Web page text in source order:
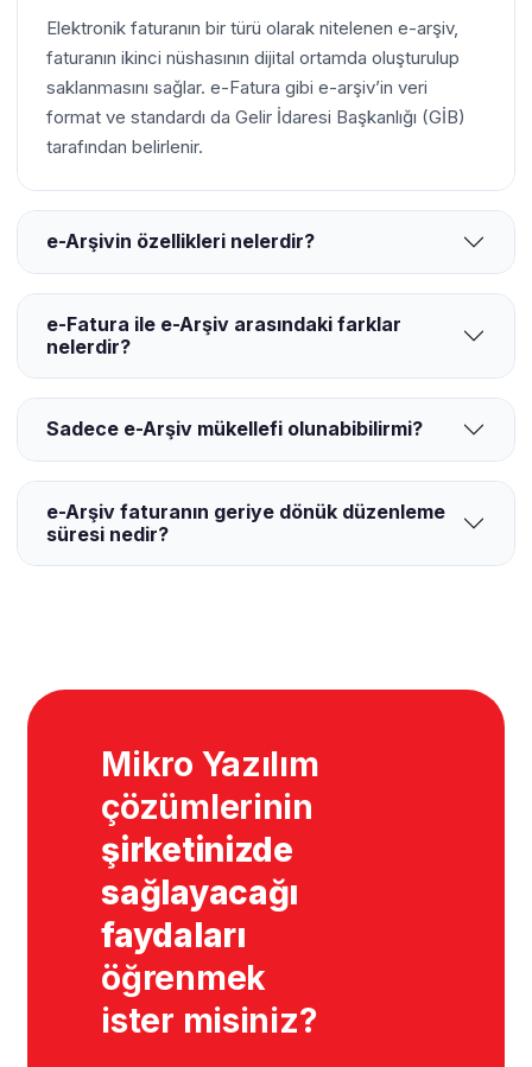
Elektronik faturanın bir türü olarak nitelenen e-arşiv,
faturanın ikinci nüshasının dijital ortamda oluşturulup
saklanmasını sağlar. e-Fatura gibi e-arşiv’in veri
format ve standardı da Gelir İdaresi Başkanlığı (GİB)
tarafından belirlenir.
e-Arşivin özellikleri nelerdir?
e-Fatura ile e-Arşiv arasındaki farklar
nelerdir?
Sadece e-Arşiv mükellefi olunabibilirmi?
e-Arşiv faturanın geriye dönük düzenleme
süresi nedir?
Mikro Yazılım
çözümlerinin
şirketinizde
sağlayacağı
faydaları
öğrenmek
ister misiniz?